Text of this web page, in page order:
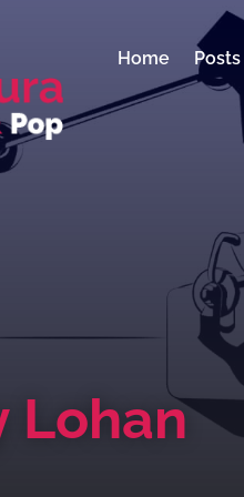
Home Posts
Lohan